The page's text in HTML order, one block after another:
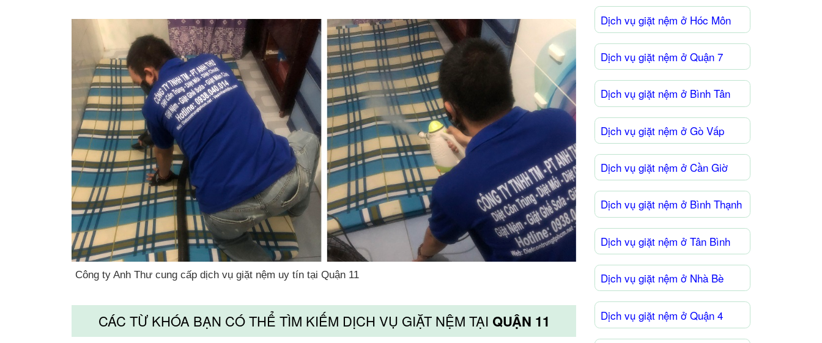
Công ty Anh Thư cung cấp dịch vụ giặt nệm uy tín tại Quận 11
CÁC TỪ KHÓA BẠN CÓ THỂ TÌM KIẾM DỊCH VỤ GIẶT NỆM TẠI QUẬN 11
Dịch vụ giặt nệm ở Hóc Môn
Dịch vụ giặt nệm ở Quận 7
Dịch vụ giặt nệm ở Bình Tân
Dịch vụ giặt nệm ở Gò Vấp
Dịch vụ giặt nệm ở Cần Giờ
Dịch vụ giặt nệm ở Bình Thạnh
Dịch vụ giặt nệm ở Tân Bình
Dịch vụ giặt nệm ở Nhà Bè
Dịch vụ giặt nệm ở Quận 4